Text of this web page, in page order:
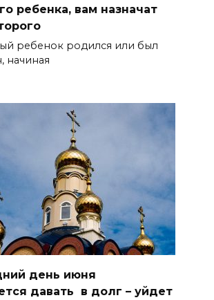
ребенка, вам назначат
ребенок родился или был
начиная
день июня
давать в долг – уйдет